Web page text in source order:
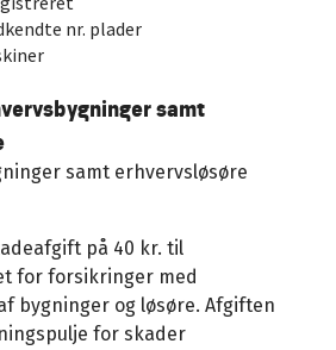
nr. plader
samt
samt erhvervsløsøre
på 40 kr. til
for forsikringer med
bygninger og løsøre. Afgiften
for skader